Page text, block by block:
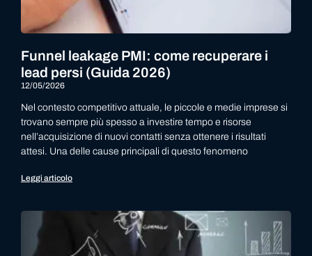
Funnel leakage PMI: come recuperare i
lead persi (Guida 2026)
12/05/2026
Nel contesto competitivo attuale, le piccole e medie imprese si
trovano sempre più spesso a investire tempo e risorse
nell’acquisizione di nuovi contatti senza ottenere i risultati
attesi. Una delle cause principali di questo fenomeno
Leggi articolo